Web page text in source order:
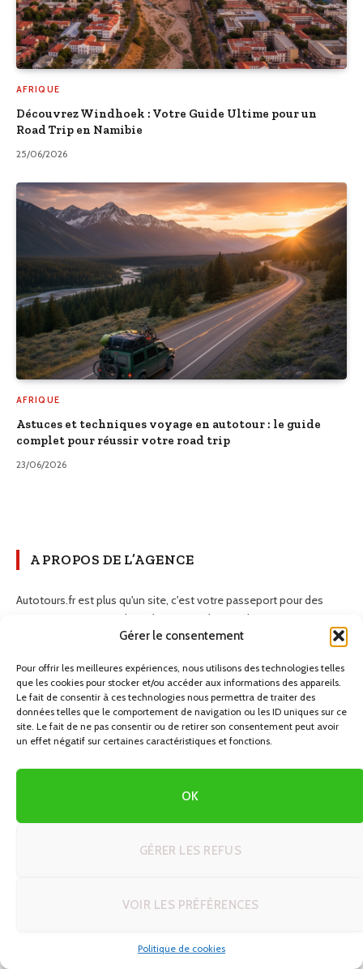
Gérer le consentement
Pour offrir les meilleures expériences, nous utilisons des technologies telles
que les cookies pour stocker et/ou accéder aux informations des appareils.
Le fait de consentir à ces technologies nous permettra de traiter des
données telles que le comportement de navigation ou les ID uniques sur ce
site. Le fait de ne pas consentir ou de retirer son consentement peut avoir
un effet négatif sur certaines caractéristiques et fonctions.
OK
GÉRER LES REFUS
VOIR LES PRÉFÉRENCES
Politique de cookies
AFRIQUE
Découvrez Windhoek : Votre Guide Ultime pour un
Road Trip en Namibie
25/06/2026
AFRIQUE
Astuces et techniques voyage en autotour : le guide
complet pour réussir votre road trip
23/06/2026
A PROPOS DE L’AGENCE
Autotours.fr est plus qu'un site, c'est votre passeport pour des
voyages exceptionnels sur les routes du monde. Rejoignez notre
communauté de voyageurs et laissez-vous inspirer pour votre
NOUS CONTACTER
Votre nom
Votre message (facultatif)